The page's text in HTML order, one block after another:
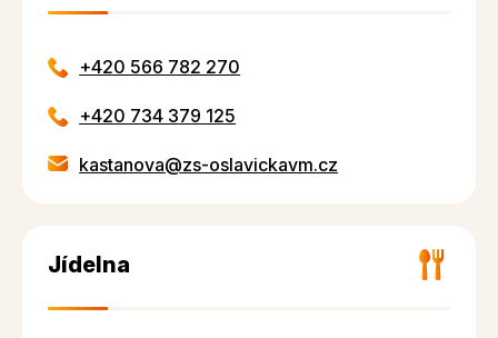
+420 566 782 270
+420 734 379 125
kastanova@zs-oslavickavm.cz
Jídelna